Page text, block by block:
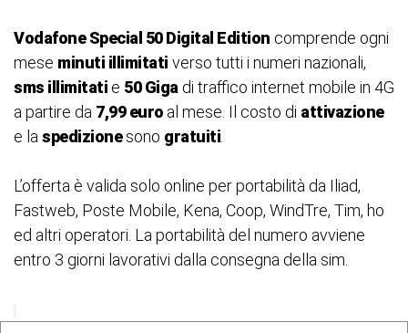
Vodafone Special 50 Digital Edition comprende ogni
mese minuti illimitati verso tutti i numeri nazionali,
sms illimitati e 50 Gigadi traffico internet mobile in 4G
a partire da 7,99 euro al mese. Il costo di attivazione
e laspedizionesono gratuiti.
L’offerta è valida solo online per portabilità da Iliad,
Fastweb, Poste Mobile, Kena, Coop, WindTre, Tim, ho
ed altri operatori. La portabilità del numero avviene
entro 3 giorni lavorativi dalla consegna della sim.